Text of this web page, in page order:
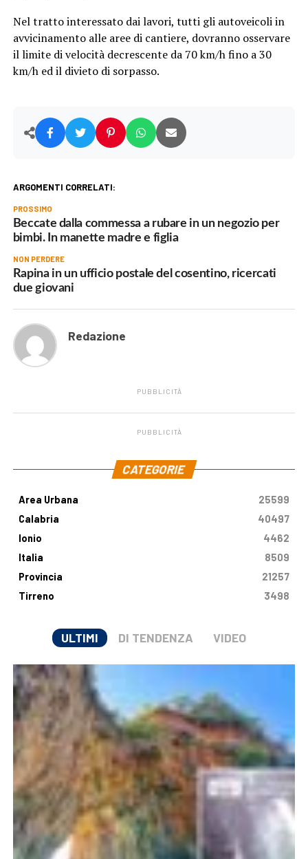
Nel tratto interessato dai lavori, tutti gli autoveicoli in
avvicinamento alle aree di cantiere, dovranno osservare
il limite di velocità decrescente da 70 km/h fino a 30
km/h ed il divieto di sorpasso.
ARGOMENTI CORRELATI:
PROSSIMO
Beccate dalla commessa a rubare in un negozio per
bimbi. In manette madre e figlia
NON PERDERE
Rapina in un ufficio postale del cosentino, ricercati
due giovani
Redazione
PUBBLICITÀ
PUBBLICITÀ
CATEGORIE
Area Urbana
25599
Calabria
40497
Ionio
4462
Italia
8509
Provincia
21257
Tirreno
3498
ULTIMI DI TENDENZA VIDEO